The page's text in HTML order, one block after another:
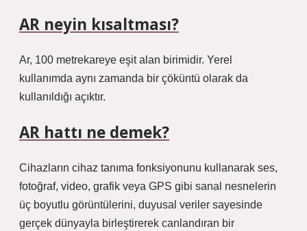
AR neyin kısaltması?
Ar, 100 metrekareye eşit alan birimidir. Yerel
kullanımda aynı zamanda bir çöküntü olarak da
kullanıldığı açıktır.
AR hattı ne demek?
Cihazların cihaz tanıma fonksiyonunu kullanarak ses,
fotoğraf, video, grafik veya GPS gibi sanal nesnelerin
üç boyutlu görüntülerini, duyusal veriler sayesinde
gerçek dünyayla birleştirerek canlandıran bir